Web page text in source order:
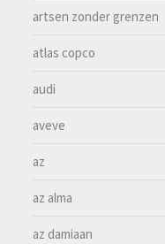
artsen zonder grenzen
atlas copco
audi
aveve
az
az alma
az damiaan